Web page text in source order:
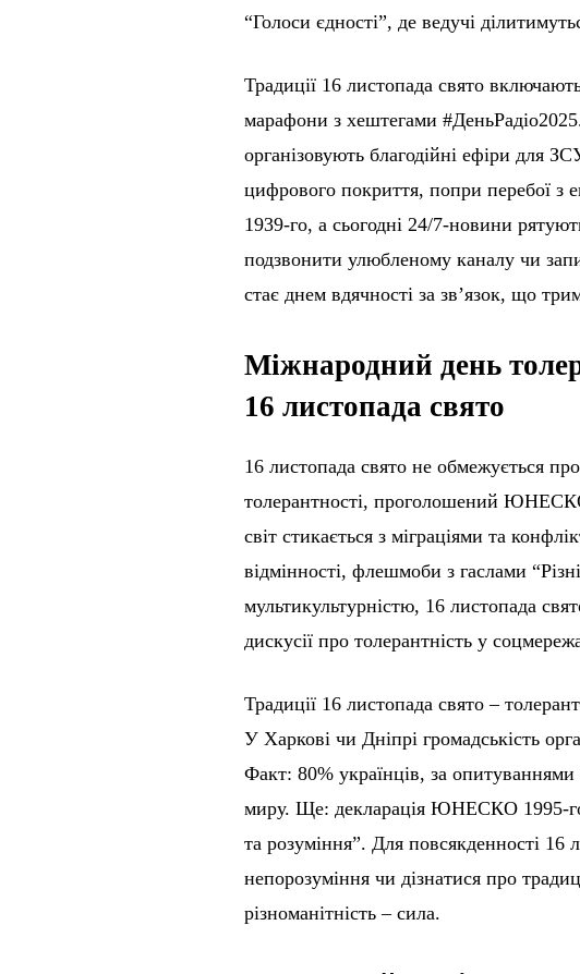
“Голоси єдності”, де ведучі
Традиції 16 листопада свято
марафони з хештегами
організовують благодійні ефіри для
цифрового покриття, попри перебої з
1939-го, а сьогодні 24/7-новини
подзвонити улюбленому каналу чи
стає днем вдячності за зв’язок, що
Міжнародний день
16 листопада свято
16 листопада свято не обмежується
толерантності, проголошений
світ стикається з міграціями та
відмінності, флешмоби з гаслами
мультикультурністю, 16 листопада
дискусії про толерантність у
Традиції 16 листопада свято –
У Харкові чи Дніпрі громадськість
Факт: 80% українців, за
миру. Ще: декларація ЮНЕСКО 1995-го
та розуміння”. Для повсякденності 16
непорозуміння чи дізнатися про
різноманітність – сила.